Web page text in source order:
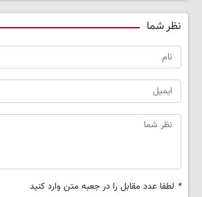
نظر شما
* لطفا عدد مقابل را در جعبه متن وارد کنید